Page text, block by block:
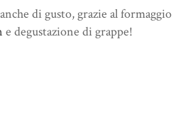
di gusto, grazie al formaggio
e degustazione di grappe!